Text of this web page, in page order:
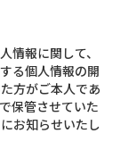
情報に関して、
る個人情報の開
方がご本人であ
保管させていた
お知らせいたし